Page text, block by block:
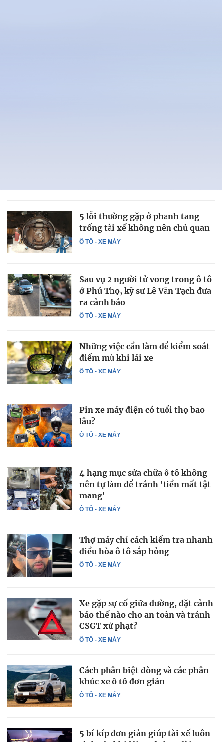
Ô TÔ - XE MÁY
5 lỗi thường gặp ở phanh tang
trống tài xế không nên chủ quan
Ô TÔ - XE MÁY
Sau vụ 2 người tử vong trong ô tô
ở Phú Thọ, kỹ sư Lê Văn Tạch đưa
ra cảnh báo
Ô TÔ - XE MÁY
Những việc cần làm để kiểm soát
điểm mù khi lái xe
Ô TÔ - XE MÁY
Pin xe máy điện có tuổi thọ bao
lâu?
Ô TÔ - XE MÁY
4 hạng mục sửa chữa ô tô không
nên tự làm để tránh 'tiền mất tật
mang'
Ô TÔ - XE MÁY
Thợ máy chỉ cách kiểm tra nhanh
điều hòa ô tô sắp hỏng
Ô TÔ - XE MÁY
Xe gặp sự cố giữa đường, đặt cảnh
báo thế nào cho an toàn và tránh
CSGT xử phạt?
Ô TÔ - XE MÁY
Cách phân biệt dòng và các phân
khúc xe ô tô đơn giản
5 bí kíp đơn giản giúp tài xế luôn